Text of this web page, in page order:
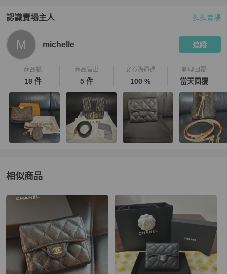
認識賣場主人
PopChill 拍拍圈嚴選賣家
逛逛賣場
M michelle 追蹤
商品數
18 件
商品售出
5 件
安心購通過
100 %
聊聊回覆
當天回覆
相似商品
更多相似Chanel女士錢包 / 小皮件推薦精品